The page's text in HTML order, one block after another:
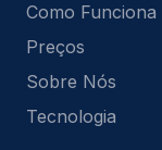
Como Funciona
Preços
Sobre Nós
Tecnologia